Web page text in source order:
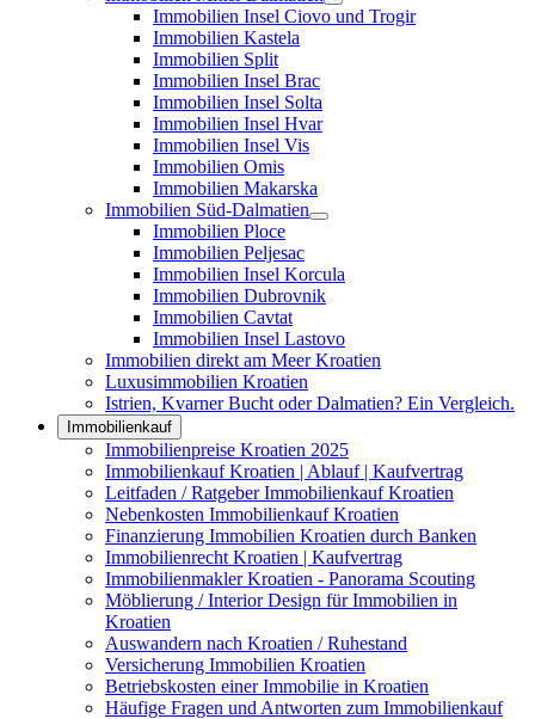
Immobilien Insel Ciovo und Trogir
Immobilien Kastela
Immobilien Split
Immobilien Insel Brac
Immobilien Insel Solta
Immobilien Insel Hvar
Immobilien Insel Vis
Immobilien Omis
Immobilien Makarska
Immobilien Süd-Dalmatien
Immobilien Ploce
Immobilien Peljesac
Immobilien Insel Korcula
Immobilien Dubrovnik
Immobilien Cavtat
Immobilien Insel Lastovo
Immobilien direkt am Meer Kroatien
Luxusimmobilien Kroatien
Istrien, Kvarner Bucht oder Dalmatien? Ein Vergleich.
Immobilienkauf
Immobilienpreise Kroatien 2025
Immobilienkauf Kroatien | Ablauf | Kaufvertrag
Leitfaden / Ratgeber Immobilienkauf Kroatien
Nebenkosten Immobilienkauf Kroatien
Finanzierung Immobilien Kroatien durch Banken
Immobilienrecht Kroatien | Kaufvertrag
Immobilienmakler Kroatien - Panorama Scouting
Möblierung / Interior Design für Immobilien in
Kroatien
Auswandern nach Kroatien / Ruhestand
Versicherung Immobilien Kroatien
Betriebskosten einer Immobilie in Kroatien
Häufige Fragen und Antworten zum Immobilienkauf